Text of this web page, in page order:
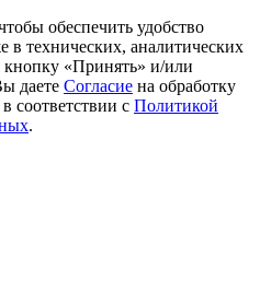
обеспечить удобство
в технических, аналитических
«Принять» и/или
даете Согласие на обработку
соответствии с Политикой
.